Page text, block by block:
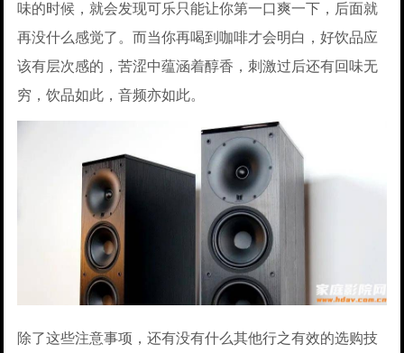
味的时候，就会发现可乐只能让你第一口爽一下，后面就
再没什么感觉了。而当你再喝到咖啡才会明白，好饮品应
该有层次感的，苦涩中蕴涵着醇香，刺激过后还有回味无
穷，饮品如此，音频亦如此。
除了这些注意事项，还有没有什么其他行之有效的选购技